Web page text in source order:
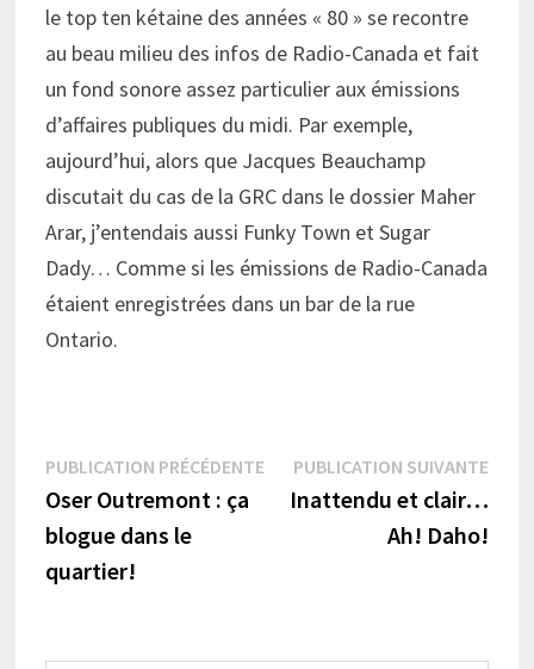
le top ten kétaine des années « 80 » se recontre
au beau milieu des infos de Radio-Canada et fait
un fond sonore assez particulier aux émissions
d’affaires publiques du midi. Par exemple,
aujourd’hui, alors que Jacques Beauchamp
discutait du cas de la GRC dans le dossier Maher
Arar, j’entendais aussi Funky Town et Sugar
Dady… Comme si les émissions de Radio-Canada
étaient enregistrées dans un bar de la rue
Ontario.
Navigation
de
l’article
PUBLICATION PRÉCÉDENTEPublication
précédente :
Oser Outremont : ça
blogue dans le
quartier!
PUBLICATION SUIVANTE
Inattendu et clair…
Ah! Daho!